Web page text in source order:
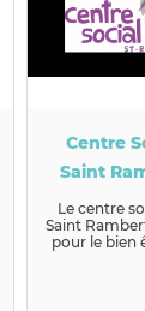
Centre
Saint
Le centre
Saint
pour le bien